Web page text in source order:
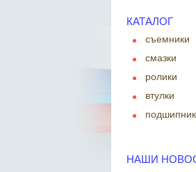
КАТАЛОГ
съемники
смазки
ролики
втулки
НАШИ